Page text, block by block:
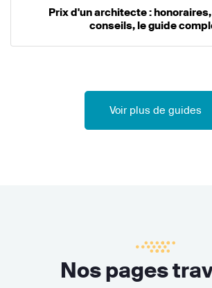
Prix d'un architecte :
conseils, le guide
Voir plus de guides
Nos pages